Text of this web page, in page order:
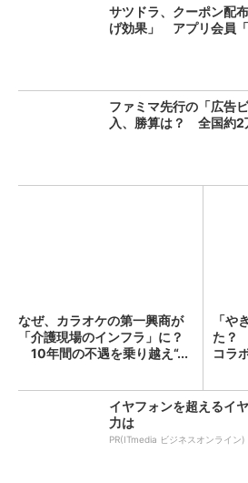
サツドラ、クーポン配
げ効果」 アプリ会員
ファミマ先行の「広告
入、勝算は？ 全国約2
なぜ、カラオケの第一興商が
「介護現場のインフラ」に？
10年間の不遇を乗り越え“...
「や
た？
コラ
イヤフォンを超えるイ
力は
PR(ITmedia ビジネスオンライン)